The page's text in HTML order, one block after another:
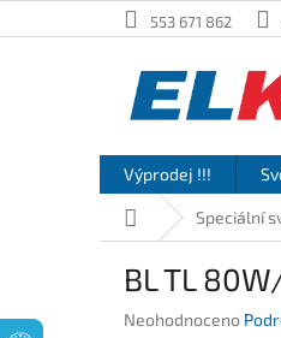
na
553 671 862
Výprodej !!!
Domů Speciální
BL TL
Průměrné
Neohodnoceno